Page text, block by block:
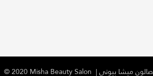
© 2020 Misha Beauty Salon | صالون ميشا بيوتي